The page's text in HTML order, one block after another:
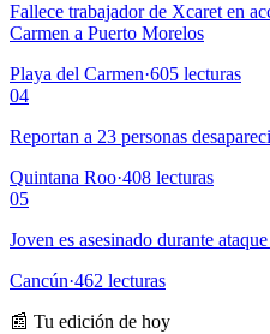
Fallece trabajador de Xcaret en
Carmen a Puerto Morelos
Playa del Carmen·605 lecturas
04
Reportan a 23 personas
Quintana Roo·408 lecturas
05
Joven es asesinado durante
Cancún·462 lecturas
📰 Tu edición de hoy